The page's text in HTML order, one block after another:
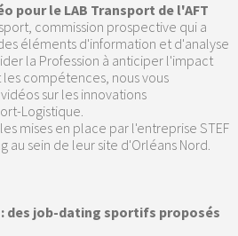
pour le LAB Transport de l'AFT
commission prospective qui a
éléments d'information et d'analyse
la Profession à anticiper l'impact
compétences, nous vous
sur les innovations
Logistique.
mises en place par l'entreprise STEF
au sein de leur site d'Orléans Nord.
des job-dating sportifs proposés